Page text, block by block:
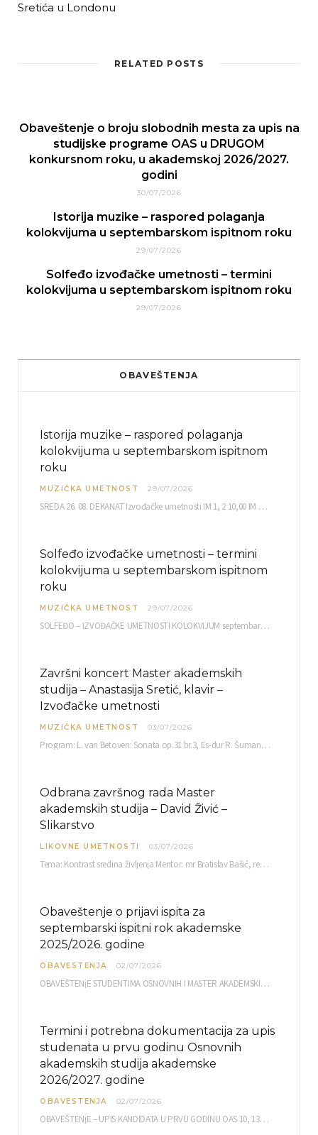
Sretića u Londonu
RELATED POSTS
Obaveštenje o broju slobodnih mesta za upis na
studijske programe OAS u DRUGOM
konkursnom roku, u akademskoj 2026/2027.
godini
30/07/2026
Istorija muzike – raspored polaganja
kolokvijuma u septembarskom ispitnom roku
29/07/2026
Solfeđo izvođačke umetnosti – termini
kolokvijuma u septembarskom ispitnom roku
29/07/2026
OBAVEŠTENJA
Istorija muzike – raspored polaganja
kolokvijuma u septembarskom ispitnom
roku
MUZIČKA UMETNOST 29/07/2026
SREDA 26. 08. DEKANAT Izvođačke umetnosti IM 1, 2 10,00 IM 3, 4 10,30 IM…
Solfeđo izvođačke umetnosti – termini
kolokvijuma u septembarskom ispitnom
roku
MUZIČKA UMETNOST 29/07/2026
SOLFEĐO – IZVOĐAČKE UMETNOSTI KOLOKVIJUM septembarski ispitni rok četvrtak, 03.09.2026. uč. br. 12 PISMENI…
Završni koncert Master akademskih
studija – Anastasija Sretić, klavir –
Izvođačke umetnosti
MUZIČKA UMETNOST 03/07/2026
Program: L. van Betoven: Sonata op.31 br.3, Es-dur R. Šuman: Bečki karneval op.26 K. Debisi:…
Odbrana završnog rada Master
akademskih studija – David Živić –
Slikarstvo
LIKOVNE UMETNOSTI 03/07/2026
Tema: Kontrast sredina življenja Mentor: mr Bratislav Bašić, redovni profesor Sreda, 08.07.2026. u…
Obaveštenje o prijavi ispita za
septembarski ispitni rok akademske
2025/2026. godine
OBAVESTENJA 02/07/2026
OBAVEŠTENjE STUDENTIMA OSNOVNIH I MASTER AKADEMSKIH STUDIJA ELEKTRONSKA PRIJAVA ISPITA za septembarski ispitni rok za…
Termini i potrebna dokumentacija za upis
studenata u prvu godinu Osnovnih
akademskih studija akademske
2026/2027. godine
OBAVESTENJA 02/07/2026
OBAVEŠTENjE – UPIS KANDIDATA U PRVU GODINU OAS 10, 13, 14, 15. i…